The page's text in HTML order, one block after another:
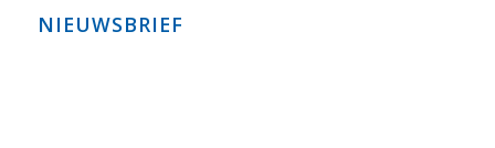
NIEUWSBRIEF